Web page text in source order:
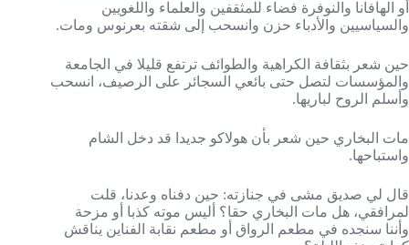
أو الهافانا والنوفرة فضاء للمثقفين والعلماء واللغويين
والسياسيين والأدباء حزن وانسحب إلى شقته بعرنوس ومات.
حين شعر بثقافة الكراهية والطوائف ترتفع قليلا في الجامعة
والمؤسسات لتصل حتى بائعي السجائر على الرصيف، انسحب
وأسلم الروح لباريها.
مات البخاري حين شعر بأن هولاكو جديدا قد دخل الشام
واستباحها.
قال لي صديق مشى في جنازته: حين دفناه وعدنا، قلت
لمرافقي، هل مات البخاري حقا؟ أليس موته كذبا أو مزحة
وأننا سنجده في مطعم الرواق أو مطعم نقابة الفناين يناقش